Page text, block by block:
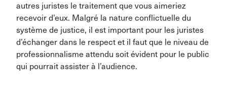
autres juristes le traitement que vous aimeriez
recevoir d’eux. Malgré la nature conflictuelle du
système de justice, il est important pour les juristes
d’échanger dans le respect et il faut que le niveau de
professionnalisme attendu soit évident pour le public
qui pourrait assister à l’audience.